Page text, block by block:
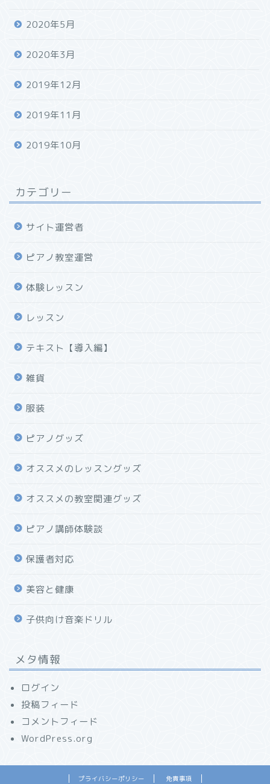
2020年5月
2020年3月
2019年12月
2019年11月
2019年10月
カテゴリー
サイト運営者
ピアノ教室運営
体験レッスン
レッスン
テキスト【導入編】
雑貨
服装
ピアノグッズ
オススメのレッスングッズ
オススメの教室関連グッズ
ピアノ講師体験談
保護者対応
美容と健康
子供向け音楽ドリル
メタ情報
ログイン
投稿フィード
コメントフィード
WordPress.org
プライバシーポリシー 免責事項